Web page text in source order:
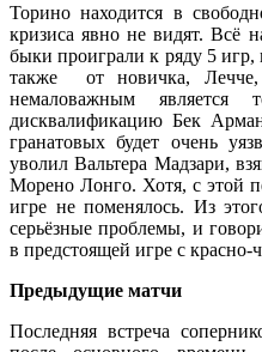
Торино находится в
кризиса явно не видят. Всё
быки проиграли к ряду 5 игр,
также от новичка,
немаловажным
дисквалификацию Бек
гранатовых будет очень
уволил Вальтера Мадзари,
Морено Лонго. Хотя, с этой
игре не поменялось. Из
серьёзные проблемы, и
в предстоящей игре с
Предыдущие матчи
Последняя встреча